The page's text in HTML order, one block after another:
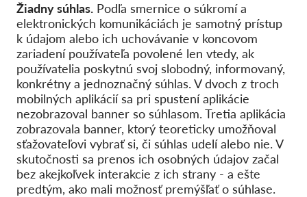
Žiadny súhlas. Podľa smernice o súkromí a
elektronických komunikáciách je samotný prístup
k údajom alebo ich uchovávanie v koncovom
zariadení používateľa povolené len vtedy, ak
používatelia poskytnú svoj slobodný, informovaný,
konkrétny a jednoznačný súhlas. V dvoch z troch
mobilných aplikácií sa pri spustení aplikácie
nezobrazoval banner so súhlasom. Tretia aplikácia
zobrazovala banner, ktorý teoreticky umožňoval
sťažovateľovi vybrať si, či súhlas udelí alebo nie. V
skutočnosti sa prenos ich osobných údajov začal
bez akejkoľvek interakcie z ich strany - a ešte
predtým, ako mali možnosť premýšľať o súhlase.